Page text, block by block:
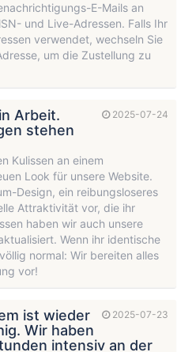
E-Mails an
und Live-Adressen. Falls Ihr
verwendet, wechseln Sie
um die Zustellung zu
2025-07-24
Arbeit.
stehen
Kulissen an einem
Look für unsere Website.
Design, ein reibungsloseres
Attraktivität vor, die ihr
haben wir auch unsere
Wenn ihr identische
normal: Wir bereiten alles
vor!
2025-07-23
ist wieder
Wir haben
intensiv an der